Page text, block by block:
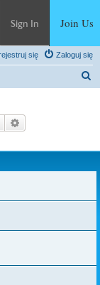
Sign In Join Us
Zaloguj się
się
Szukaj